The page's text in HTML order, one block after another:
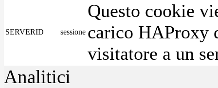
SERVERID sessione
Questo cookie
carico HAProxy
visitatore a un
Analitici